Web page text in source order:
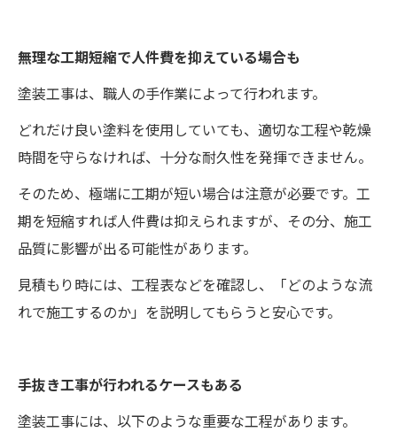
無理な工期短縮で人件費を抑えている場合も
塗装工事は、職人の手作業によって行われます。
どれだけ良い塗料を使用していても、適切な工程や乾燥
時間を守らなければ、十分な耐久性を発揮できません。
そのため、極端に工期が短い場合は注意が必要です。工
期を短縮すれば人件費は抑えられますが、その分、施工
品質に影響が出る可能性があります。
見積もり時には、工程表などを確認し、「どのような流
れで施工するのか」を説明してもらうと安心です。
手抜き工事が行われるケースもある
塗装工事には、以下のような重要な工程があります。